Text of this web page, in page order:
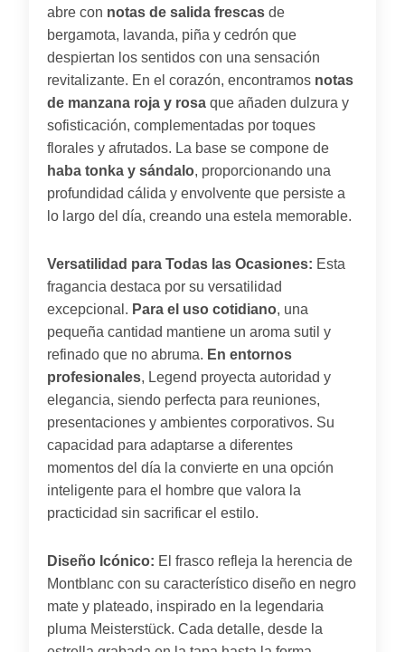
abre con notas de salida frescas de
bergamota, lavanda, piña y cedrón que
despiertan los sentidos con una sensación
revitalizante. En el corazón, encontramos notas
de manzana roja y rosa que añaden dulzura y
sofisticación, complementadas por toques
florales y afrutados. La base se compone de
haba tonka y sándalo, proporcionando una
profundidad cálida y envolvente que persiste a
lo largo del día, creando una estela memorable.
Versatilidad para Todas las Ocasiones: Esta
fragancia destaca por su versatilidad
excepcional. Para el uso cotidiano, una
pequeña cantidad mantiene un aroma sutil y
refinado que no abruma. En entornos
profesionales, Legend proyecta autoridad y
elegancia, siendo perfecta para reuniones,
presentaciones y ambientes corporativos. Su
capacidad para adaptarse a diferentes
momentos del día la convierte en una opción
inteligente para el hombre que valora la
practicidad sin sacrificar el estilo.
Diseño Icónico: El frasco refleja la herencia de
Montblanc con su característico diseño en negro
mate y plateado, inspirado en la legendaria
pluma Meisterstück. Cada detalle, desde la